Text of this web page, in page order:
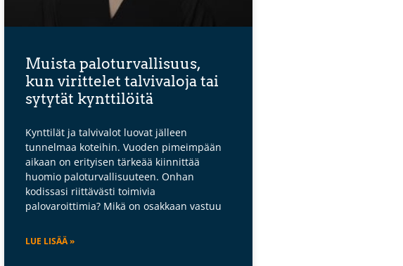
Muista paloturvallisuus,
kun virittelet talvivaloja tai
sytytät kynttilöitä
Kynttilät ja talvivalot luovat jälleen
tunnelmaa koteihin. Vuoden pimeimpään
aikaan on erityisen tärkeää kiinnittää
huomio paloturvallisuuteen. Onhan
kodissasi riittävästi toimivia
palovaroittimia? Mikä on osakkaan vastuu
LUE LISÄÄ »